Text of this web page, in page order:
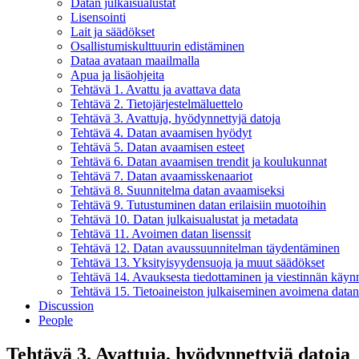
Lisensointi
Lait ja säädökset
Osallistumiskulttuurin edistäminen
Dataa avataan maailmalla
Apua ja lisäohjeita
Tehtävä 1. Avattu ja avattava data
Tehtävä 2. Tietojärjestelmäluettelo
Tehtävä 3. Avattuja, hyödynnettyjä datoja
Tehtävä 4. Datan avaamisen hyödyt
Tehtävä 5. Datan avaamisen esteet
Tehtävä 6. Datan avaamisen trendit ja koulukunnat
Tehtävä 7. Datan avaamisskenaariot
Tehtävä 8. Suunnitelma datan avaamiseksi
Tehtävä 9. Tutustuminen datan erilaisiin muotoihin
Tehtävä 10. Datan julkaisualustat ja metadata
Tehtävä 11. Avoimen datan lisenssit
Tehtävä 12. Datan avaussuunnitelman täydentäminen
Tehtävä 13. Yksityisyydensuoja ja muut säädökset
Tehtävä 14. Avauksesta tiedottaminen ja viestinnän
Tehtävä 15. Tietoaineiston julkaiseminen avoimena
Discussion
People
Tehtävä 3. Avattuja, hyödynnettyjä datoja